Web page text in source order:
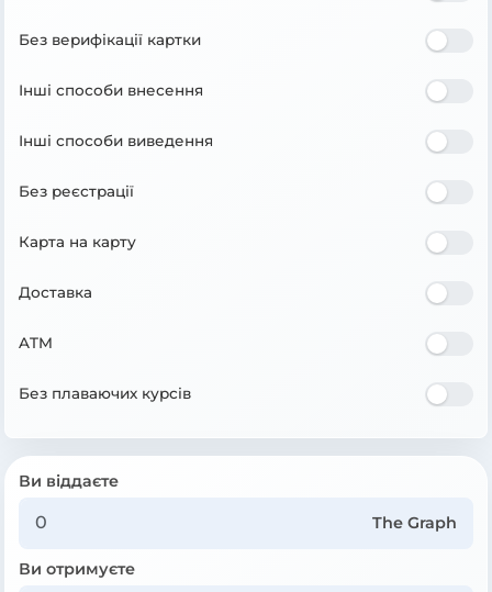
Без верифікації картки
Інші способи внесення
Інші способи виведення
Без реєстрації
Карта на карту
Доставка
ATM
Без плаваючих курсів
Ви віддаєте
The Graph
Ви отримуєте